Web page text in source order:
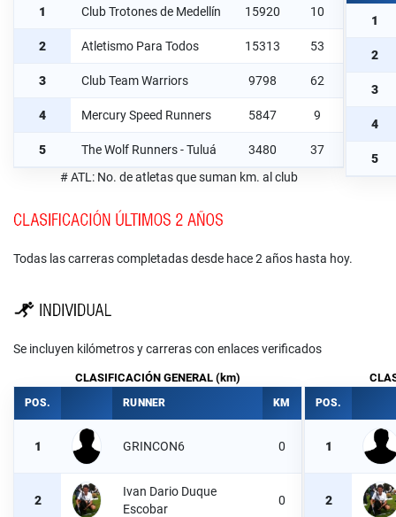
1 Club Trotones de Medellín 15920 10
2 Atletismo Para Todos 15313 53
3 Club Team Warriors 9798 62
4 Mercury Speed Runners 5847 9
5 The Wolf Runners - Tuluá 3480
37
# ATL: No. de atletas que suman km. al club
1
2
3
4
5
Todas las carreras completadas desde hace 2 años hasta hoy.
Se incluyen kilómetros y carreras con enlaces verificados
CLASIFICACIÓN GENERAL (km)
POS. RUNNER KM
1 GRINCON6 0
2
Ivan Dario Duque
Escobar
0
POS.
1
2